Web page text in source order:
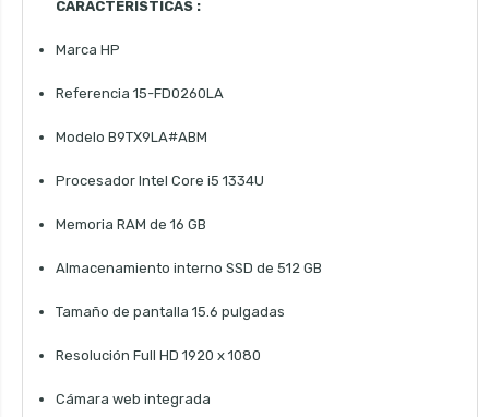
CARACTERÍSTICAS :
Marca HP
Referencia 15-FD0260LA
Modelo B9TX9LA#ABM
Procesador Intel Core i5 1334U
Memoria RAM de 16 GB
Almacenamiento interno SSD de 512 GB
Tamaño de pantalla 15.6 pulgadas
Resolución Full HD 1920 x 1080
Cámara web integrada